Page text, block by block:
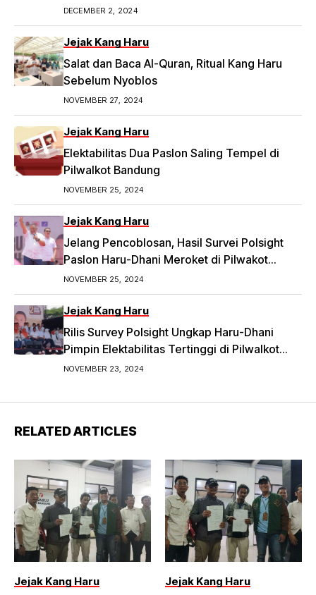
Artikel ini telah tayang di Tribunpriangan.com
dengan judul 2 Ketua RW di Bandung Laporkan
Dugaan Money Politic ke Bawaslu, Segini
Nominalnya,
https://priangan.tribunnews.com/2024/11/30/2-
money-politic-ke-bawaslu-segini-nominalnya.
DECEMBER 2, 2024
Jejak Kang Haru
Salat dan Baca Al-Quran, Ritual Kang Haru
Sebelum Nyoblos
NOVEMBER 27, 2024
Jejak Kang Haru
Elektabilitas Dua Paslon Saling Tempel di
Pilwalkot Bandung
NOVEMBER 25, 2024
Jejak Kang Haru
Jelang Pencoblosan, Hasil Survei Polsight
Paslon Haru-Dhani Meroket di Pilwakot
Bandung
NOVEMBER 25, 2024
Jejak Kang Haru
Rilis Survey Polsight Ungkap Haru-Dhani
Pimpin Elektabilitas Tertinggi di Pilwalkot
Bandung 2024
NOVEMBER 23, 2024
RELATED ARTICLES
Jejak Kang Haru Jejak Kang Haru